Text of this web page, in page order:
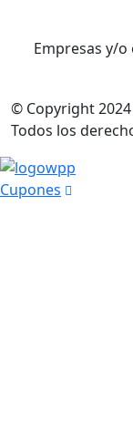
Empresas y/
© Copyright2024
Todos los
Cupones